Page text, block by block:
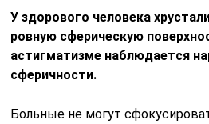
У здорового человека
ровную сферическую
астигматизме наблюдается
сферичности.
Больные не могут